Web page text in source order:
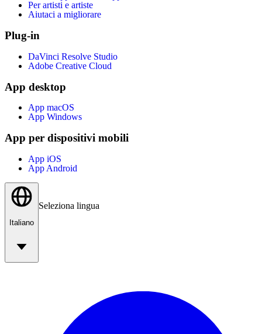
Per artisti e artiste
Aiutaci a migliorare
Plug-in
DaVinci Resolve Studio
Adobe Creative Cloud
App desktop
App macOS
App Windows
App per dispositivi mobili
App iOS
App Android
Italiano
Seleziona lingua